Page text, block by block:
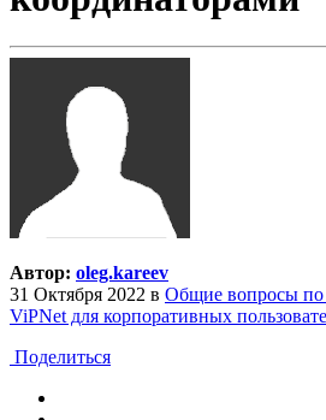
Автор: oleg.kareev
31 Октября 2022 в Общие вопросы по
ViPNet для корпоративных
Поделиться